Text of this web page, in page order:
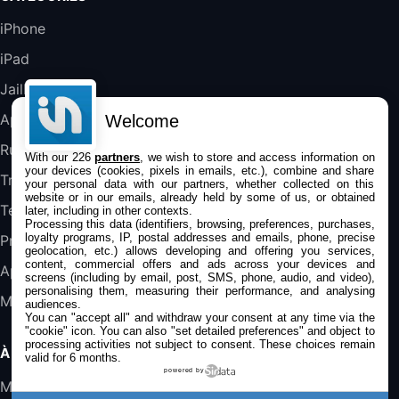
357,4€
Jeu FIFA 20 sur PC (code à télécharger)
45,98€57,99€Rue Du Commerce (Vendeur Tiers)
iPhone
iPad
Jailbreak
Applications
Rumeurs
Trucs & astuces
Tests
Promos
Apple
Mac
À PROPOS
Mentions légales
Welcome
With our 226partners , we wish to store and access information on
your devices (cookies, pixels in emails, etc.), combine and share
your personal data with our partners, whether collected on this
website or in our emails, already held by some of us, or obtained
later, including in other contexts.
Processing this data (identifiers, browsing, preferences, purchases,
loyalty programs, IP, postal addresses and emails, phone, precise
geolocation, etc.) allows developing and offering you services,
content, commercial offers and ads across your devices and
screens (including by email, post, SMS, phone, audio, and video),
personalising them, measuring their performance, and analysing
audiences.
You can "accept all" and withdraw your consent at any time via the
"cookie" icon. You can also "set detailed preferences" and object to
processing activities not subject to consent. These choices remain
valid for 6 months.
powered by